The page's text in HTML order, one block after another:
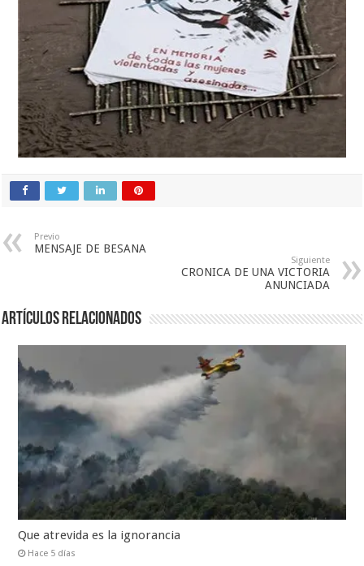
Previo
MENSAJE DE BESANA
Siguiente
CRONICA DE UNA VICTORIA
ANUNCIADA
Artículos relacionados
Que atrevida es la ignorancia
Hace 5 días